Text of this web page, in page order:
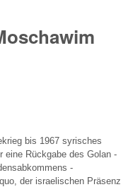
bis 1967 syrisches
eine Rückgabe des Golan -
-
der israelischen Präsenz